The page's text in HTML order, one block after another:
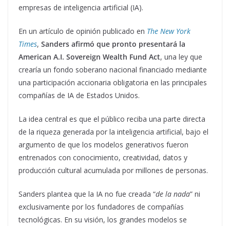
empresas de inteligencia artificial (IA).
En un artículo de opinión publicado en The New York
Times, Sanders afirmó que pronto presentará la
American A.I. Sovereign Wealth Fund Act, una ley que
crearía un fondo soberano nacional financiado mediante
una participación accionaria obligatoria en las principales
compañías de IA de Estados Unidos.
La idea central es que el público reciba una parte directa
de la riqueza generada por la inteligencia artificial, bajo el
argumento de que los modelos generativos fueron
entrenados con conocimiento, creatividad, datos y
producción cultural acumulada por millones de personas.
Sanders plantea que la IA no fue creada “de la nada” ni
exclusivamente por los fundadores de compañías
tecnológicas. En su visión, los grandes modelos se